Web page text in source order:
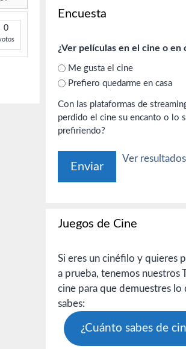
0
Encuesta
¿Ver películas en el cine o en
Me gusta el cine
Prefiero quedarme en casa
Con las plataformas de streaming,
perdido el cine su encanto o lo sigues
prefiriendo?
Ver resultados
Juegos de Cine
Si eres un cinéfilo y quieres
a prueba, tenemos nuestros
cine para que demuestres lo
sabes:
¿Cuánto sabes de